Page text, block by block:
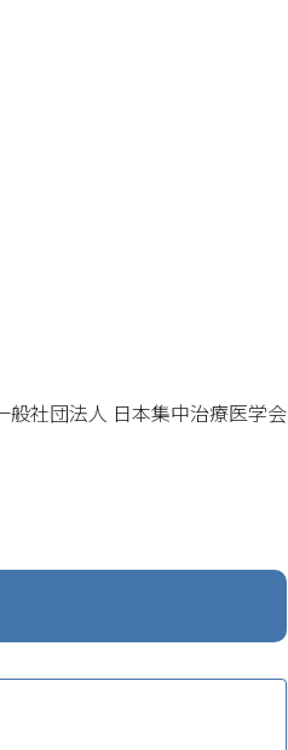
般社団法人 日本集中治療医学会